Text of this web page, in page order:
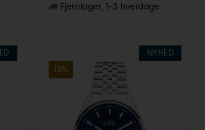
Fjernlager 1-3 hverdage
NYHED
19%